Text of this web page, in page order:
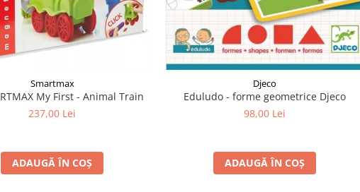
Smartmax
My First - Animal Train
237,00 Lei
ADAUGĂ ÎN COȘ
Djeco
Eduludo - forme geometrice Djeco
98,00 Lei
ADAUGĂ ÎN COȘ